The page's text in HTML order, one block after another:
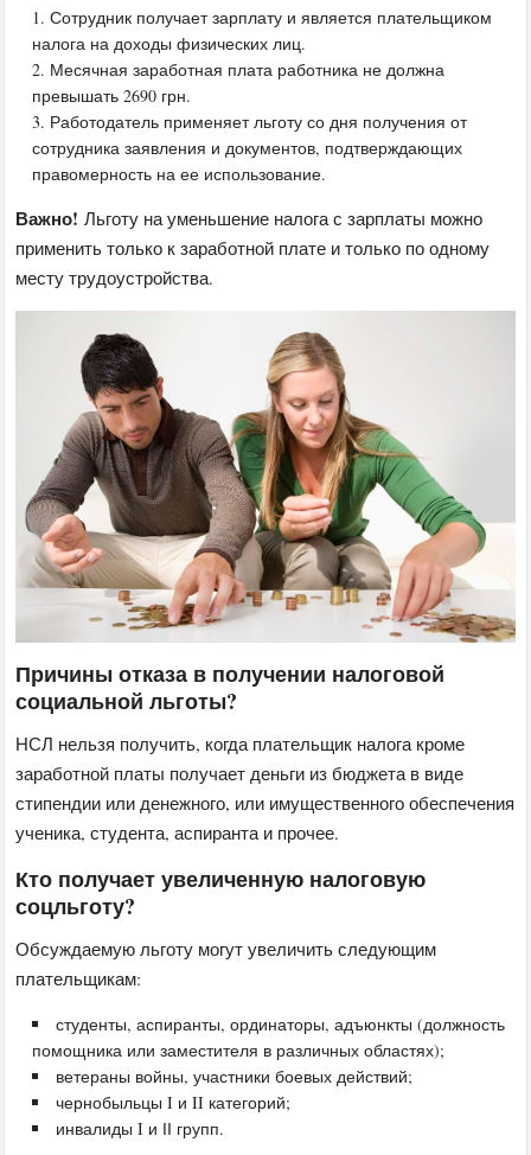
Сотрудник получает зарплату и является плательщиком
налога на доходы физических лиц.
Месячная заработная плата работника не должна
превышать 2690 грн.
Работодатель применяет льготу со дня получения от
сотрудника заявления и документов, подтверждающих
правомерность на ее использование.
Важно! Льготу на уменьшение налога с зарплаты можно
применить только к заработной плате и только по одному
месту трудоустройства.
Причины отказа в получении налоговой
социальной льготы?
НСЛ нельзя получить, когда плательщик налога кроме
заработной платы получает деньги из бюджета в виде
стипендии или денежного, или имущественного обеспечения
ученика, студента, аспиранта и прочее.
Кто получает увеличенную налоговую
соцльготу?
Обсуждаемую льготу могут увеличить следующим
плательщикам:
студенты, аспиранты, ординаторы, адъюнкты (должность
помощника или заместителя в различных областях);
ветераны войны, участники боевых действий;
чернобыльцы I и II категорий;
инвалиды I и ІІ групп.